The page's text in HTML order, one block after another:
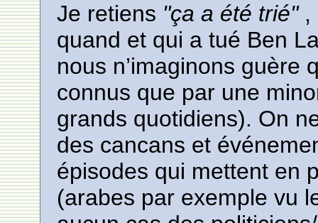
Je retiens "ça a été trié" ,
quand et qui a tué Ben
nous n’imaginons guère
connus que par une
grands quotidiens). On
des cancans et
épisodes qui mettent en
(arabes par exemple vu